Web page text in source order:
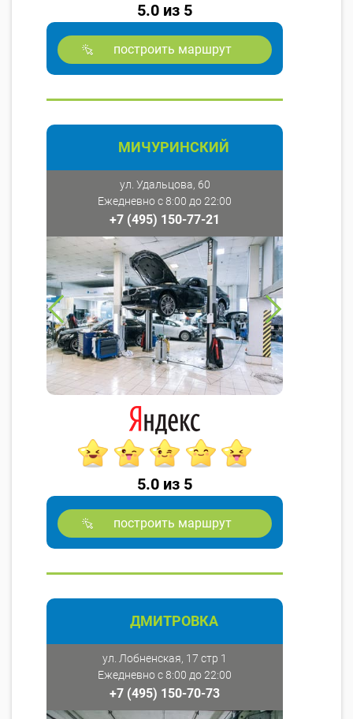
5.0 из 5
построить маршрут
МИЧУРИНСКИЙ
ул. Удальцова, 60
Ежедневно с 8:00 до 22:00
+7 (495) 150-77-21
5.0 из 5
построить маршрут
ДМИТРОВКА
ул. Лобненская, 17 стр 1
Ежедневно с 8:00 до 22:00
+7 (495) 150-70-73